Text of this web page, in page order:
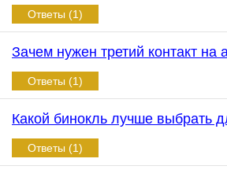
Ответы (1)
Зачем нужен третий контакт на
Ответы (1)
Какой бинокль лучше выбрать
Ответы (1)